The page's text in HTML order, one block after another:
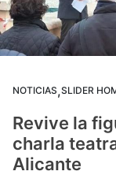
NOTICIAS,SLIDER
Revive la
charla
Alicante